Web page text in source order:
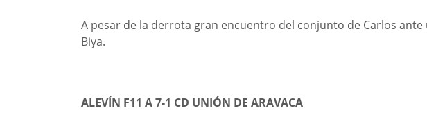
A pesar de la derrota gran encuentro del conjunto de Carlos
Biya.
ALEVÍN F11 A 7-1 CD UNIÓN DE ARAVACA